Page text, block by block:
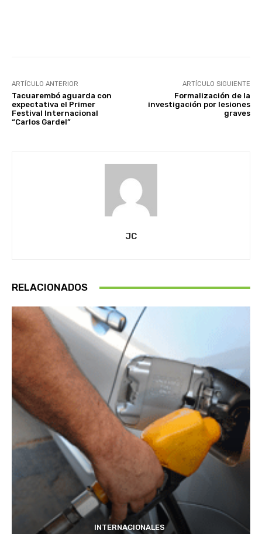
ARTÍCULO ANTERIOR
Tacuarembó aguarda con
expectativa el Primer
Festival Internacional
“Carlos Gardel”
ARTÍCULO SIGUIENTE
Formalización de la
investigación por lesiones
graves
JC
RELACIONADOS
INTERNACIONALES